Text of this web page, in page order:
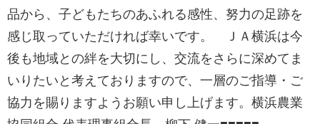
品から、子どもたちのあふれる感性、努力の足跡を
感じ取っていただければ幸いです。 ＪＡ横浜は今
後も地域との絆を大切にし、交流をさらに深めてま
いりたいと考えておりますので、一層のご指導・ご
協力を賜りますようお願い申し上げます。横浜農業